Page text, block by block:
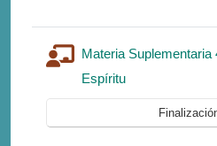
Materia Suplementaria
EspírituLección